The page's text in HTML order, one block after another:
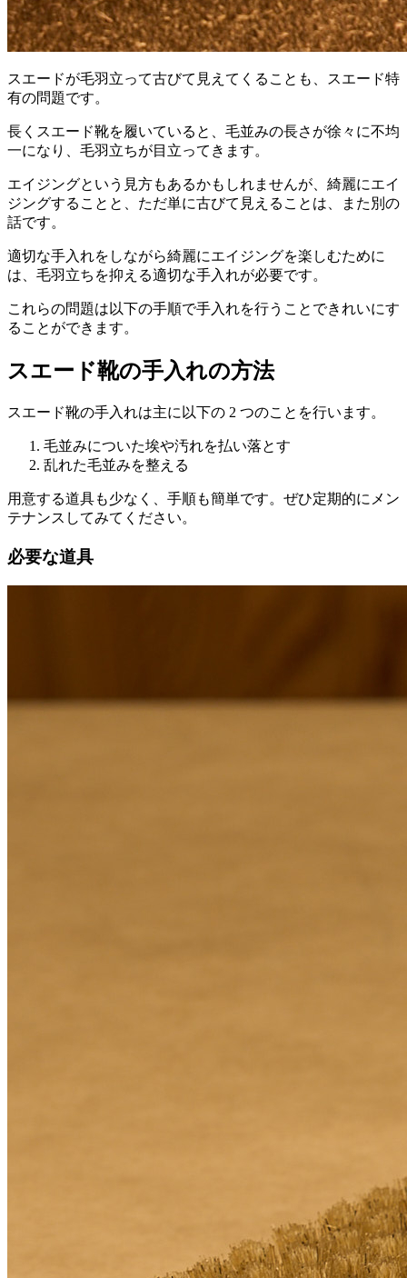
スエードが毛羽立って古びて見えてくることも、スエード特
有の問題です。
長くスエード靴を履いていると、毛並みの長さが徐々に不均
一になり、毛羽立ちが目立ってきます。
エイジングという見方もあるかもしれませんが、綺麗にエイ
ジングすることと、ただ単に古びて見えることは、また別の
話です。
適切な手入れをしながら綺麗にエイジングを楽しむために
は、毛羽立ちを抑える適切な手入れが必要です。
これらの問題は以下の手順で手入れを行うことできれいにす
ることができます。
スエード靴の手入れの方法
スエード靴の手入れは主に以下の 2 つのことを行います。
毛並みについた埃や汚れを払い落とす
乱れた毛並みを整える
用意する道具も少なく、手順も簡単です。ぜひ定期的にメン
テナンスしてみてください。
必要な道具